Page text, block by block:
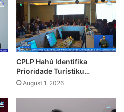
CPLP Hahú Identifika
Prioridade Turístiku…
August 1, 2026